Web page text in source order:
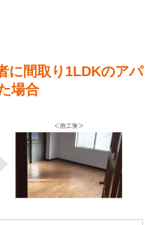
に間取り1LDKのアパ
場合